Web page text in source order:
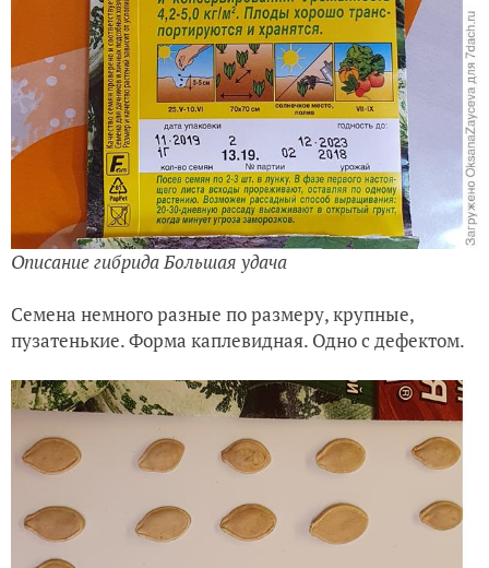
Описание гибрида Большая удача
Семена немного разные по размеру, крупные,
пузатенькие. Форма каплевидная. Одно с дефектом.